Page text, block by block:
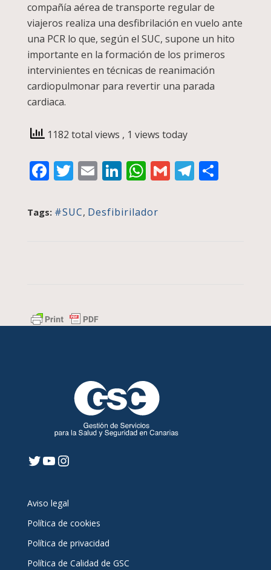
compañía aérea de transporte regular de
viajeros realiza una desfibrilación en vuelo ante
una PCR lo que, según el SUC, supone un hito
importante en la formación de los primeros
intervinientes en técnicas de reanimación
cardiopulmonar para revertir una parada
cardiaca.
1182 total views , 1 views today
Facebook
Twitter
EmailLinkedIn
WhatsApp
Gmail
Tags: #SUC, Desfibirilador
Twitter
YouTube
Instagram
Aviso legal
Política de cookies
Política de privacidad
Política de Calidad de GSC